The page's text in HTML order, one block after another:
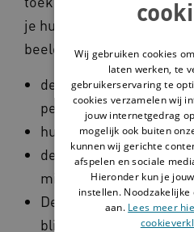
je hun leven in een
beeld krijg van:
de mooie en minder
persoonlijkheid;
hun leefwereld en
de persoon in plaats
misdaden.
De
blijkt veel
Wij gebruiken cookies
laten werken, te
gebruikerservaring te
cookies verzamelen wij
jouw internetgedrag
mogelijk ook buiten
kunnen wij gerichte
afspelen en sociale
Hieronder kun je
instellen.
aan. Lees meer